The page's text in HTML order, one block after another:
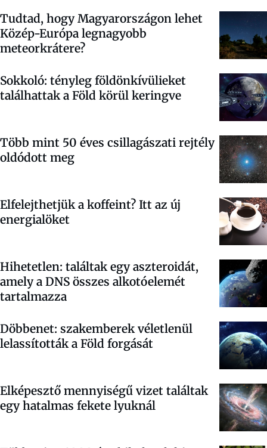
Tudtad, hogy Magyarországon lehet
Közép-Európa legnagyobb
meteorkrátere?
Sokkoló: tényleg földönkívülieket
találhattak a Föld körül keringve
Több mint 50 éves csillagászati rejtély
oldódott meg
Elfelejthetjük a koffeint? Itt az új
energialöket
Hihetetlen: találtak egy aszteroidát,
amely a DNS összes alkotóelemét
tartalmazza
Döbbenet: szakemberek véletlenül
lelassították a Föld forgását
Elképesztő mennyiségű vizet találtak
egy hatalmas fekete lyuknál